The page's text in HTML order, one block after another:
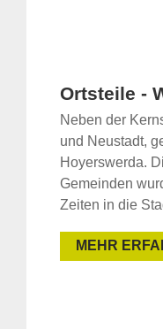
Ortsteile -
Neben der
und Neustadt,
Hoyerswerda.
Gemeinden
Zeiten in die
MEHR